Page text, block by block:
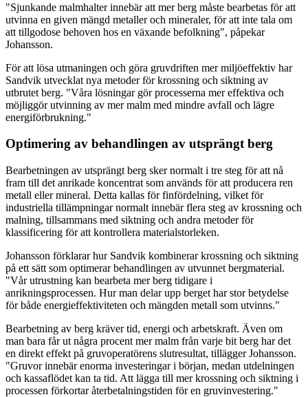
"Sjunkande malmhalter innebär att mer berg måste bearbetas för att
utvinna en given mängd metaller och mineraler, för att inte tala om
att tillgodose behoven hos en växande befolkning", påpekar
Johansson.
För att lösa utmaningen och göra gruvdriften mer miljöeffektiv har
Sandvik utvecklat nya metoder för krossning och siktning av
utbrutet berg. "Våra lösningar gör processerna mer effektiva och
möjliggör utvinning av mer malm med mindre avfall och lägre
energiförbrukning."
Optimering av behandlingen av utsprängt berg
Bearbetningen av utsprängt berg sker normalt i tre steg för att nå
fram till det anrikade koncentrat som används för att producera ren
metall eller mineral. Detta kallas för finfördelning, vilket för
industriella tillämpningar normalt innebär flera steg av krossning och
malning, tillsammans med siktning och andra metoder för
klassificering för att kontrollera materialstorleken.
Johansson förklarar hur Sandvik kombinerar krossning och siktning
på ett sätt som optimerar behandlingen av utvunnet bergmaterial.
"Vår utrustning kan bearbeta mer berg tidigare i
anrikningsprocessen. Hur man delar upp berget har stor betydelse
för både energieffektiviteten och mängden metall som utvinns."
Bearbetning av berg kräver tid, energi och arbetskraft. Även om
man bara får ut några procent mer malm från varje bit berg har det
en direkt effekt på gruvoperatörens slutresultat, tillägger Johansson.
"Gruvor innebär enorma investeringar i början, medan utdelningen
och kassaflödet kan ta tid. Att lägga till mer krossning och siktning i
processen förkortar återbetalningstiden för en gruvinvestering."